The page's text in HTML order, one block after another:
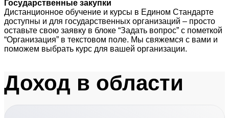
Государственные закупки
Дистанционное обучение и курсы в Едином Стандарте
доступны и для государственных организаций – просто
оставьте свою заявку в блоке “Задать вопрос” с пометкой
“Организация” в текстовом поле. Мы свяжемся с вами и
поможем выбрать курс для вашей организации.
Доход в области